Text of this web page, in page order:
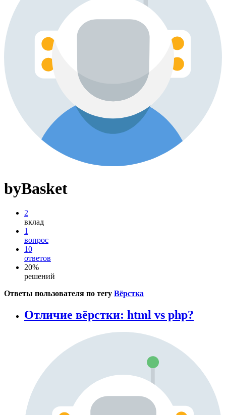
byBasket
2
вклад
1
вопрос
10
ответов
20%
решений
Ответы пользователя по тегу Вёрстка
Отличие вёрстки: html vs php?